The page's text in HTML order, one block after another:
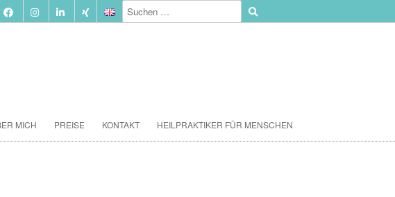
MICH PREISE KONTAKT HEILPRAKTIKER FÜR MENSCHEN